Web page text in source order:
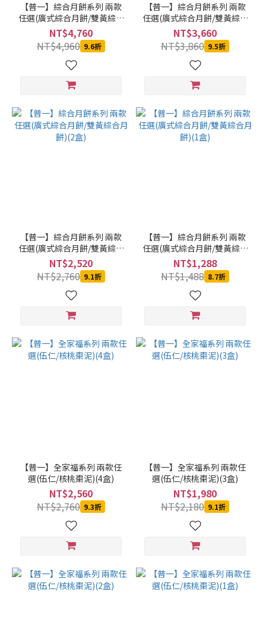
【普一】綜合月餅系列 兩款
任選(廣式綜合月餅/雙黃綜合
月餅)(4盒)
NT$4,760
NT$4,960 9.6折
【普一】綜合月餅系列 兩款
任選(廣式綜合月餅/雙黃綜合
月餅)(3盒)
NT$3,660
NT$3,860 9.5折
【普一】綜合月餅系列 兩款
任選(廣式綜合月餅/雙黃綜合
月餅)(2盒)
NT$2,520
NT$2,760 9.1折
【普一】綜合月餅系列 兩款
任選(廣式綜合月餅/雙黃綜合
月餅)(1盒)
NT$1,288
NT$1,488 8.7折
【普一】全家福系列 兩款任
選(伍仁/核桃棗泥)(4盒)
NT$2,560
NT$2,760 9.3折
【普一】全家福系列 兩款任
選(伍仁/核桃棗泥)(3盒)
NT$1,980
NT$2,180 9.1折